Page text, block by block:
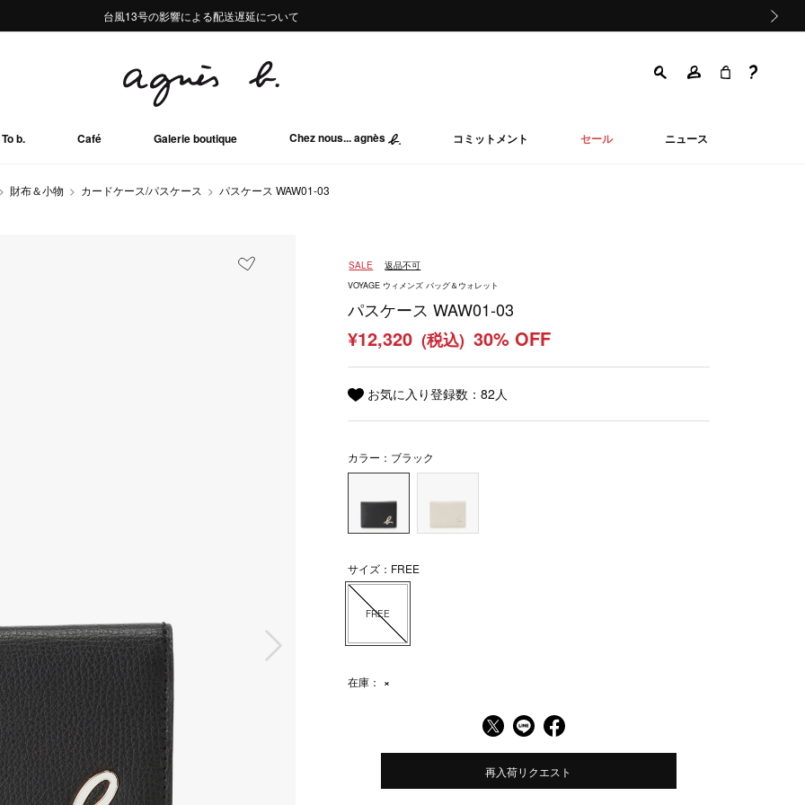
熊本地域地震の影響による配送遅延について
Summer Sale 2buy10%OFF!!
台風13号の影響による配送遅延について
熊本地域地震の影響による配送遅延について
Summer Sale 2buy10%OFF!!
To b. Café Galerie boutique Chez nous... agnès コミットメント セール ニュース
財布＆小物 カードケース/パスケース パスケース WAW01-03
SALE 返品不可
VOYAGE ウィメンズ バッグ＆ウォレット
パスケース WAW01-03
¥12,320 (税込) 30% OFF
お気に入り登録数：82人
カラー：ブラック
サイズ：FREE
FREE
在庫： ×
再入荷リクエスト